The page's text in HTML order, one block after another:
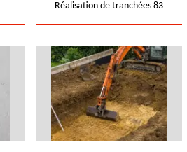
Réalisation de tranchées 83